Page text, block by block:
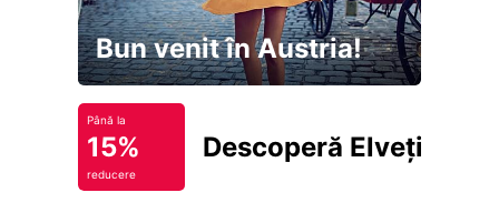
Bun venit în Austria!
Până la
15%
reducere
Descoperă Elveția